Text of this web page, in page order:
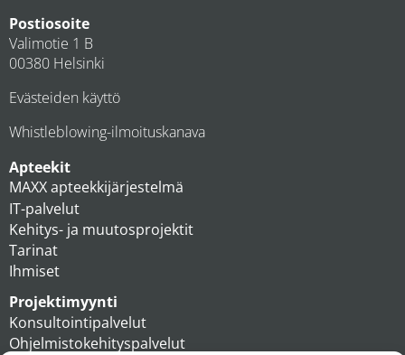
Postiosoite
Valimotie 1 B
00380 Helsinki
Evästeiden käyttö
Whistleblowing-ilmoituskanava
Apteekit
MAXX apteekkijärjestelmä
IT-palvelut
Kehitys- ja muutosprojektit
Tarinat
Ihmiset
Projektimyynti
Konsultointipalvelut
Ohjelmistokehityspalvelut